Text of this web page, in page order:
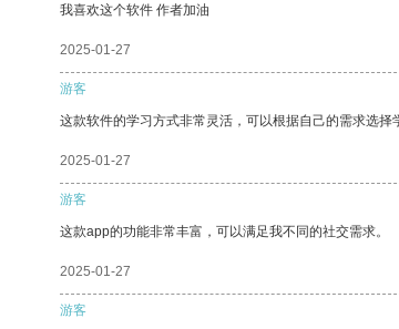
我喜欢这个软件 作者加油
2025-01-27
游客
这款软件的学习方式非常灵活，可以根据自己的需求选择
2025-01-27
游客
这款app的功能非常丰富，可以满足我不同的社交需求。
2025-01-27
游客